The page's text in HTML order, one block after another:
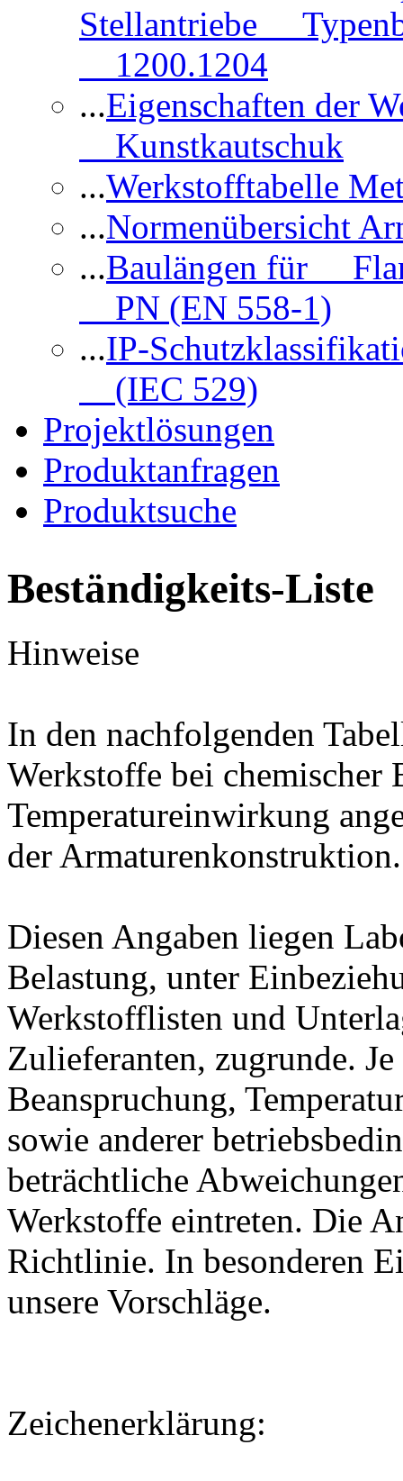
Stellantriebe
1200.1204
...Eigenschaften der
Kunstkautschuk
...Werkstofftabelle
...Normenübersicht
...Baulängen für
PN (EN 558-1)
...IP-
(IEC 529)
Projektlösungen
Produktanfragen
Produktsuche
Beständigkeits-Liste
Hinweise
In den nachfolgenden
Werkstoffe bei chemischer
Temperatureinwirkung
der Armaturenkonstruktion.
Diesen Angaben liegen
Belastung, unter
Werkstofflisten und
Zulieferanten, zugrunde.
Beanspruchung,
sowie anderer
beträchtliche
Werkstoffe eintreten. Die
Richtlinie. In besonderen
unsere Vorschläge.
Zeichenerklärung: